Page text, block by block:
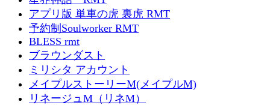
アプリ版 単車の虎 裏虎 RMT
予約制Soulworker RMT
BLESS rmt
ブラウンダスト
ミリシタ アカウント
メイプルストーリーM(メイプルM)
リネージュM（リネM）